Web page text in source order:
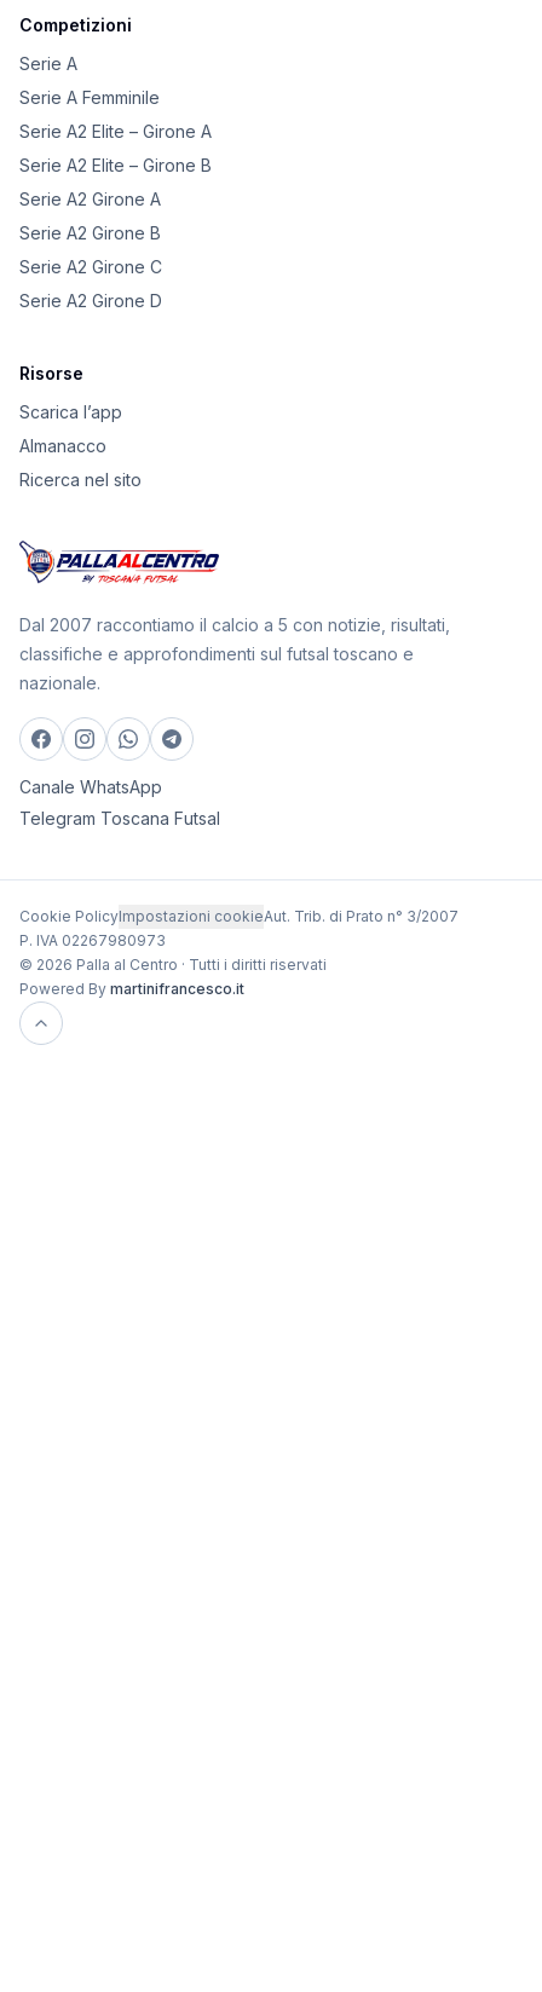
Competizioni
Serie A
Serie A Femminile
Serie A2 Elite – Girone A
Serie A2 Elite – Girone B
Serie A2 Girone A
Serie A2 Girone B
Serie A2 Girone C
Serie A2 Girone D
Risorse
Scarica l’app
Almanacco
Ricerca nel sito
Dal 2007 raccontiamo il calcio a 5 con notizie, risultati,
classifiche e approfondimenti sul futsal toscano e
nazionale.
Canale WhatsApp
Telegram Toscana Futsal
Cookie PolicyImpostazioni cookieAut. Trib. di Prato n° 3/2007
P. IVA 02267980973
© 2026 Palla al Centro · Tutti i diritti riservati
Powered By martinifrancesco.it